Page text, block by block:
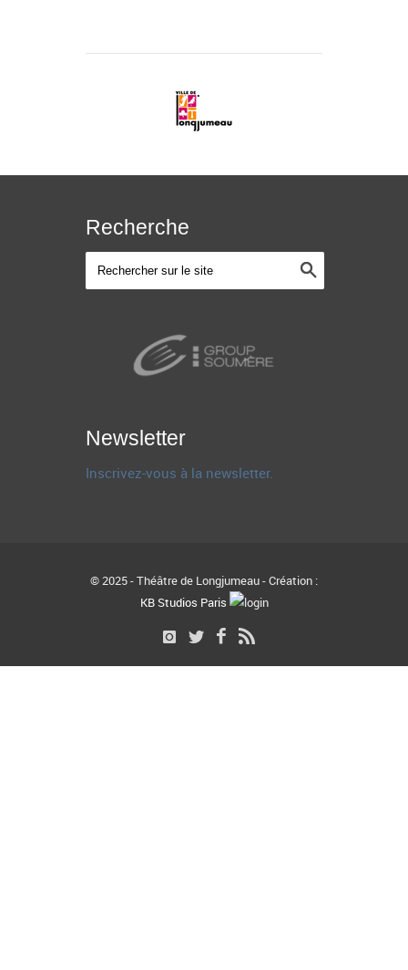
Recherche
Newsletter
Inscrivez-vous à la newsletter.
© 2025 - Théâtre de Longjumeau - Création :
KB Studios Paris